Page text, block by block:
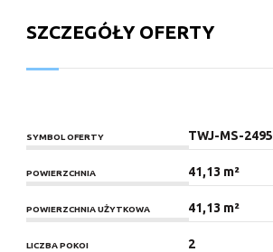
SZCZEGÓŁY OFERTY
SYMBOL OFERTY TWJ-MS-2495
POWIERZCHNIA 41,13 m²
POWIERZCHNIA UŻYTKOWA 41,13 m²
LICZBA POKOI 2